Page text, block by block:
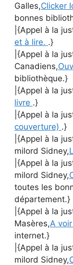
Galles,Clicker
bonnes
|{Appel à la
et à lire. .}
|{Appel à la
Canadiens,
bibliothèque.}
|{Appel à la
livre .}
|{Appel à la
couverture) .}
|{Appel à la
milord Sidney,
|{Appel à la
milord Sidney,
toutes les
département.}
|{Appel à la
Masères,A
internet.}
|{Appel à la
milord Sidney,